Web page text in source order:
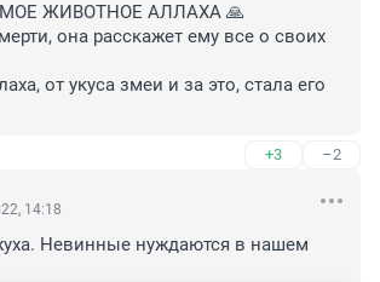
ЖИВОТНОЕ АЛЛАХА 🙏
она расскажет ему все о своих
от укуса змеи и за это, стала его
+3 –2
14:18
Невинные нуждаются в нашем